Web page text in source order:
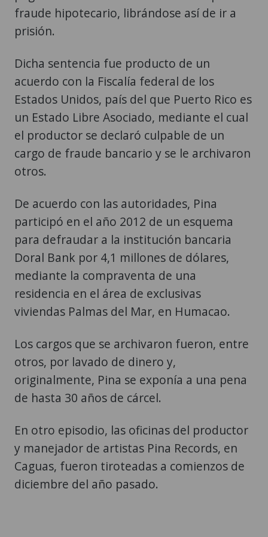
fraude hipotecario, librándose así de ir a
prisión.
Dicha sentencia fue producto de un
acuerdo con la Fiscalía federal de los
Estados Unidos, país del que Puerto Rico es
un Estado Libre Asociado, mediante el cual
el productor se declaró culpable de un
cargo de fraude bancario y se le archivaron
otros.
De acuerdo con las autoridades, Pina
participó en el año 2012 de un esquema
para defraudar a la institución bancaria
Doral Bank por 4,1 millones de dólares,
mediante la compraventa de una
residencia en el área de exclusivas
viviendas Palmas del Mar, en Humacao.
Los cargos que se archivaron fueron, entre
otros, por lavado de dinero y,
originalmente, Pina se exponía a una pena
de hasta 30 años de cárcel.
En otro episodio, las oficinas del productor
y manejador de artistas Pina Records, en
Caguas, fueron tiroteadas a comienzos de
diciembre del año pasado.